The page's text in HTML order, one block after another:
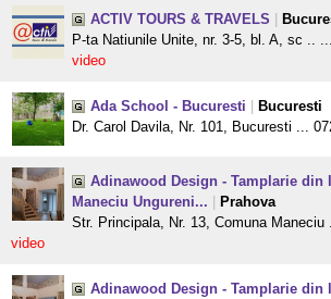
ACTIV TOURS & TRAVELS
P-ta Natiunile Unite, nr. 3-5, bl. A, sc ..
video
Ada School - Bucuresti
Bucuresti
Dr. Carol Davila, Nr. 101, Bucuresti ...
Adinawood Design - Tamplarie din
Maneciu Ungureni...
Prahova
Str. Principala, Nr. 13, Comuna Maneciu
video
Adinawood Design - Tamplarie din